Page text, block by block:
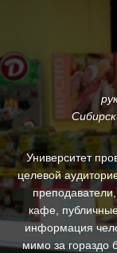
Университет
целевой
кафе,
информация
мимо за гораздо